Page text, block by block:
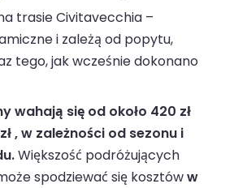
trasie Civitavecchia –
i zależą od popytu,
tego, jak wcześnie dokonano
wahają się od około 420 zł
, w zależności od sezonu i
Większość podróżujących
spodziewać się kosztóww